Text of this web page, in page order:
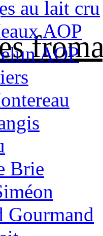
au lait cru
AOP
AOP
Brie
Gourmand